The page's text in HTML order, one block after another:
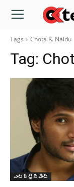
Tags Chota K. Naidu
Tag:
ఎంటర్టైన్మెంట్